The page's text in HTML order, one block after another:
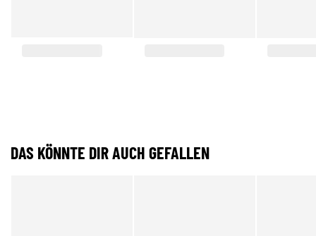
DAS KÖNNTE DIR AUCH GEFALLEN